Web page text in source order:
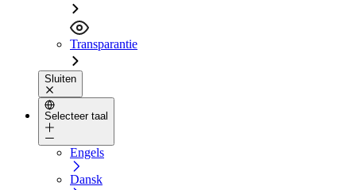
Transparantie
Sluiten
Selecteer taal
Engels
Dansk